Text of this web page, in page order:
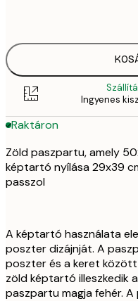
Ingyenes
Raktáron
Zöld paszpartu, amely
képtartó nyílása 29x39
passzol
A képtartó használata
poszter dizájnját. A
poszter és a keret
zöld képtartó illeszkedik
paszpartu magja fehér.